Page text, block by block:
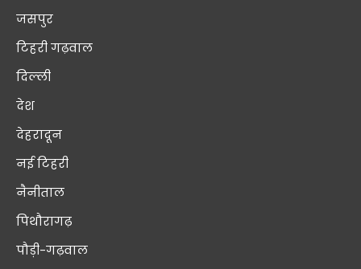
जसपुर
टिहरी गढ़वाल
दिल्ली
देश
देहरादून
नई टिहरी
नैनीताल
पिथौरागढ़
पौड़ी-गढ़वाल